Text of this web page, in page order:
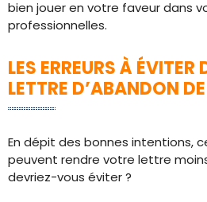
bien jouer en votre faveur dans
professionnelles.
LES ERREURS À ÉVITER
LETTRE D’ABANDON
En dépit des bonnes intentions,
peuvent rendre votre lettre
devriez-vous éviter ?